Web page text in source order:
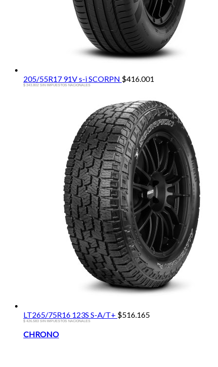
205/55R17 91V s-i SCORPN $416.001
$ 343.802 SIN IMPUESTOS NACIONALES
LT265/75R16 123S S-A/T+ $516.165
$ 426.583 SIN IMPUESTOS NACIONALES
Brands
CHRONO